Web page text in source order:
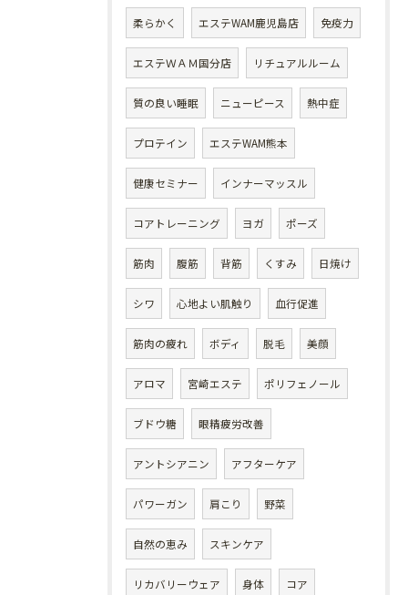
柔らかく エステWAM鹿児島店 免疫力
エステＷＡＭ国分店 リチュアルルーム
質の良い睡眠 ニューピース 熱中症
プロテイン エステWAM熊本
健康セミナー インナーマッスル
コアトレーニング ヨガ ポーズ
筋肉 腹筋 背筋 くすみ 日焼け
シワ 心地よい肌触り 血行促進
筋肉の疲れ ボディ 脱毛 美顔
アロマ 宮崎エステ ポリフェノール
ブドウ糖 眼精疲労改善
アントシアニン アフターケア
パワーガン 肩こり 野菜
自然の恵み スキンケア
リカバリーウェア 身体 コア